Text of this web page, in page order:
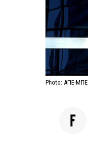
Photo: ΑΠΕ-ΜΠΕ